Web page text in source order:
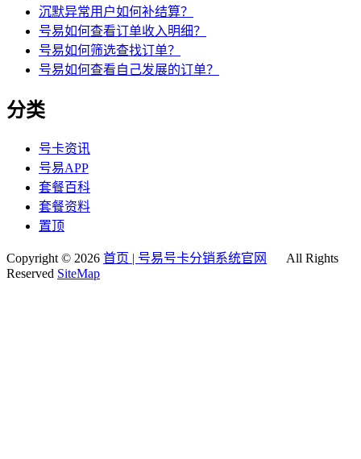
沉默异常用户如何补结算？
号易如何查看订单收入明细？
号易如何筛选查找订单？
号易如何查看自己发展的订单？
分类
号卡资讯
号易APP
套餐百科
套餐资料
置顶
Copyright © 2026 首页 | 号易号卡分销系统官网
All Rights
Reserved SiteMap